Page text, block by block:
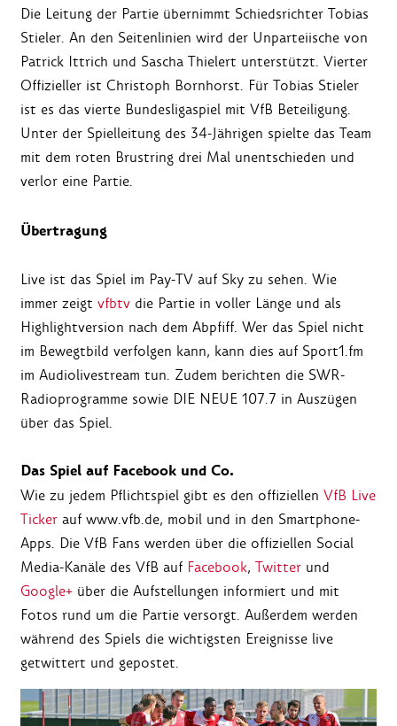
Die Leitung der Partie übernimmt Schiedsrichter Tobias
Stieler. An den Seitenlinien wird der Unparteiische von
Patrick Ittrich und Sascha Thielert unterstützt. Vierter
Offizieller ist Christoph Bornhorst. Für Tobias Stieler
ist es das vierte Bundesligaspiel mit VfB Beteiligung.
Unter der Spielleitung des 34-Jährigen spielte das Team
mit dem roten Brustring drei Mal unentschieden und
verlor eine Partie.
Übertragung
Live ist das Spiel im Pay-TV auf Sky zu sehen. Wie
immer zeigt vfbtv die Partie in voller Länge und als
Highlightversion nach dem Abpfiff. Wer das Spiel nicht
im Bewegtbild verfolgen kann, kann dies auf Sport1.fm
im Audiolivestream tun. Zudem berichten die SWR-
Radioprogramme sowie DIE NEUE 107.7 in Auszügen
über das Spiel.
Das Spiel auf Facebook und Co.
Wie zu jedem Pflichtspiel gibt es den offiziellen VfB Live
Ticker auf www.vfb.de, mobil und in den Smartphone-
Apps. Die VfB Fans werden über die offiziellen Social
Media-Kanäle des VfB auf Facebook, Twitter und
Google+ über die Aufstellungen informiert und mit
Fotos rund um die Partie versorgt. Außerdem werden
während des Spiels die wichtigsten Ereignisse live
getwittert und gepostet.